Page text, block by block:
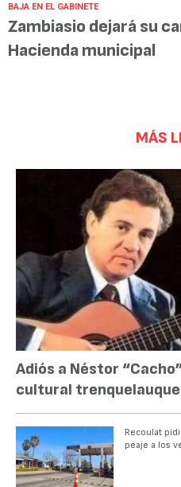
BAJA EN EL GABINETE
Zambiasio dejará su
Hacienda municipal
MÁS
Adiós a Néstor
cultural
Recoulat
peaje a los